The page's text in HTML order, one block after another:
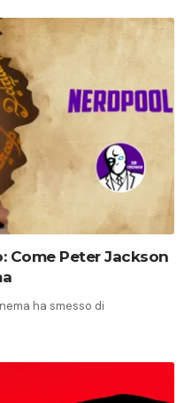
Come Peter Jackson
ha smesso di